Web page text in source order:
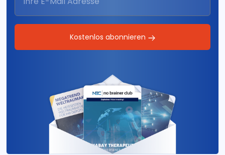
Kostenlos abonnieren